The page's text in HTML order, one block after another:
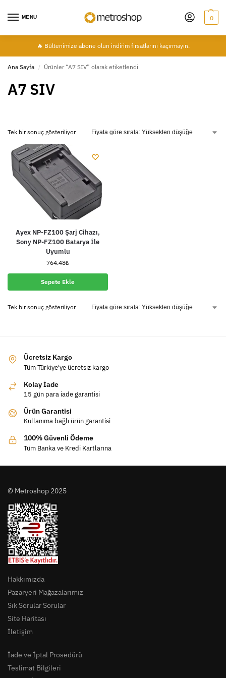
MENU 0
🔥 Bültenimize abone olun indirim fırsatlarını kaçırmayın.
Ana Sayfa / Ürünler “A7 SIV” olarak etiketlendi
A7 SIV
Tek bir sonuç gösteriliyor
Ayex NP-FZ100 Şarj Cihazı,
Sony NP-FZ100 Batarya İle
Uyumlu
764.48₺
Sepete Ekle
Tek bir sonuç gösteriliyor
Ücretsiz Kargo
Tüm Türkiye'ye ücretsiz kargo
Kolay İade
15 gün para iade garantisi
Ürün Garantisi
Kullanıma bağlı ürün garantisi
100% Güvenli Ödeme
Tüm Banka ve Kredi Kartlarına
© Metroshop 2025
Hakkımızda
Pazaryeri Mağazalarımız
Sık Sorular Sorular
Site Haritası
İletişim
İade ve İptal Prosedürü
Teslimat Bilgileri